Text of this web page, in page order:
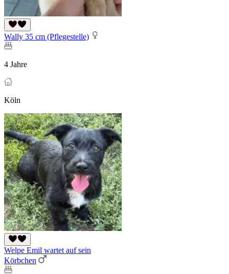
Wally 35 cm (Pflegestelle)
4 Jahre
Köln
Welpe Emil wartet auf sein
Körbchen